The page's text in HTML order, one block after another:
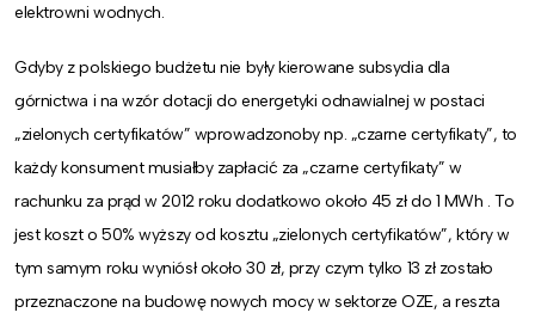
elektrowni wodnych.
Gdyby z polskiego budżetu nie były kierowane subsydia dla
górnictwa i na wzór dotacji do energetyki odnawialnej w postaci
„zielonych certyfikatów” wprowadzonoby np. „czarne certyfikaty”, to
każdy konsument musiałby zapłacić za „czarne certyfikaty” w
rachunku za prąd w 2012 roku dodatkowo około 45 zł do 1 MWh . To
jest koszt o 50% wyższy od kosztu „zielonych certyfikatów”, który w
tym samym roku wyniósł około 30 zł, przy czym tylko 13 zł zostało
przeznaczone na budowę nowych mocy w sektorze OZE, a reszta